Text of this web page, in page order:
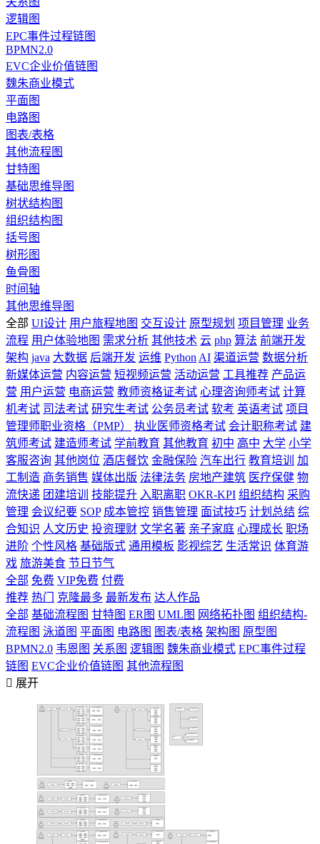
逻辑图
EPC事件过程链图
BPMN2.0
EVC企业价值链图
魏朱商业模式
平面图
电路图
图表/表格
其他流程图
甘特图
基础思维导图
树状结构图
组织结构图
括号图
树形图
鱼骨图
时间轴
其他思维导图
全部 UI设计 用户旅程地图 交互设计 原型规划 项目管理 业务
流程 用户体验地图 需求分析 其他技术 云 php 算法 前端开发
架构 java 大数据 后端开发 运维 Python AI 渠道运营 数据分析
新媒体运营 内容运营 短视频运营 活动运营 工具推荐 产品运
营 用户运营 电商运营 教师资格证考试 心理咨询师考试 计算
机考试 司法考试 研究生考试 公务员考试 软考 英语考试 项目
管理师职业资格（PMP）
执业医师资格考试 会计职称考试 建
筑师考试 建造师考试 学前教育 其他教育 初中 高中 大学 小学
客服咨询 其他岗位 酒店餐饮 金融保险 汽车出行 教育培训
加
工制造 商务销售 媒体出版 法律法务 房地产建筑 医疗保健 物
流快递 团建培训 技能提升 入职离职 OKR-KPI 组织结构 采购
管理 会议纪要 SOP 成本管控 销售管理 面试技巧 计划总结 综
合知识 人文历史 投资理财 文学名著 亲子家庭 心理成长 职场
进阶 个性风格 基础版式 通用模板 影视综艺 生活常识 体育游
戏 旅游美食 节日节气
全部 免费 VIP免费 付费
推荐 热门 克隆最多 最新发布 达人作品
全部 基础流程图 甘特图 ER图 UML图 网络拓扑图 组织结构-
流程图 泳道图 平面图 电路图 图表/表格 架构图 原型图
BPMN2.0 韦恩图 关系图 逻辑图 魏朱商业模式 EPC事件过程
链图 EVC企业价值链图 其他流程图
 展开